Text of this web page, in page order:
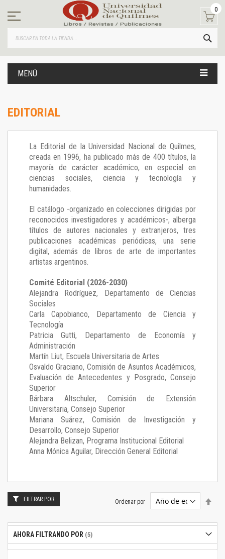
contenido
0
MENÚ
EDITORIAL
La Editorial de la Universidad Nacional de Quilmes,
creada en 1996, ha publicado más de 400 títulos, la
mayoría de carácter académico, en especial en
ciencias sociales, ciencia y tecnología y
humanidades.
El catálogo -organizado en colecciones dirigidas por
reconocidos investigadores y académicos-, alberga
títulos de autores nacionales y extranjeros, tres
publicaciones académicas periódicas, una serie
digital, además de libros de arte de importantes
artistas argentinos.
Comité Editorial (2026-2030)
Alejandra Rodríguez, Departamento de Ciencias
Sociales
Carla Capobianco, Departamento de Ciencia y
Tecnología
Patricia Gutti, Departamento de Economía y
Administración
Martín Liut, Escuela Universitaria de Artes
Osvaldo Graciano, Comisión de Asuntos Académicos,
Evaluación de Antecedentes y Posgrado, Consejo
Superior
Bárbara Altschuler, Comisión de Extensión
Universitaria, Consejo Superior
Mariana Suárez, Comisión de Investigación y
Desarrollo, Consejo Superior
Alejandra Belizan, Programa Institucional Editorial
Anna Mónica Aguilar, Dirección General Editorial
Ordenar por
FILTRAR POR
AHORA FILTRANDO POR